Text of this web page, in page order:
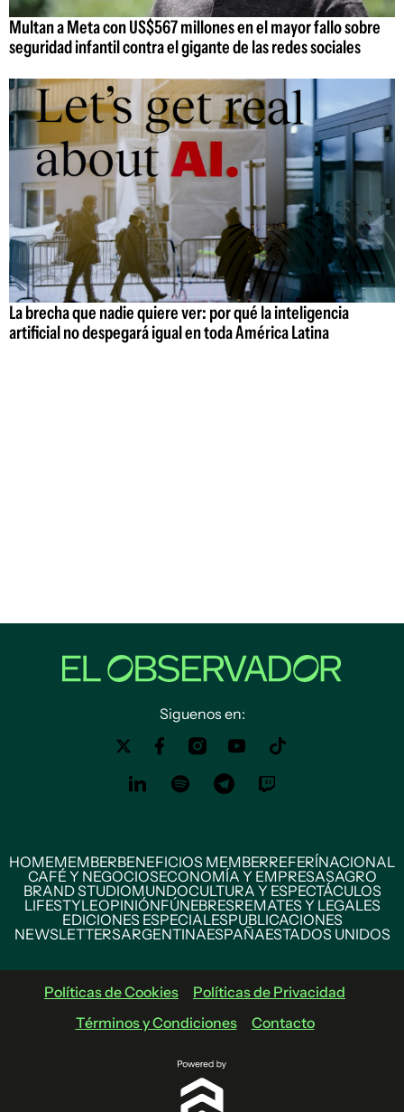
Multan a Meta con US$567 millones en el mayor fallo sobre
seguridad infantil contra el gigante de las redes sociales
La brecha que nadie quiere ver: por qué la inteligencia
artificial no despegará igual en toda América Latina
Siguenos en:
HOMEMEMBERBENEFICIOS MEMBERREFERÍNACIONAL
CAFÉ Y NEGOCIOSECONOMÍA Y EMPRESASAGRO
BRAND STUDIOMUNDOCULTURA Y ESPECTÁCULOS
LIFESTYLEOPINIÓNFÚNEBRESREMATES Y LEGALES
EDICIONES ESPECIALESPUBLICACIONES
NEWSLETTERSARGENTINAESPAÑAESTADOS UNIDOS
Políticas de Cookies
Políticas de Privacidad
Términos y Condiciones
Contacto